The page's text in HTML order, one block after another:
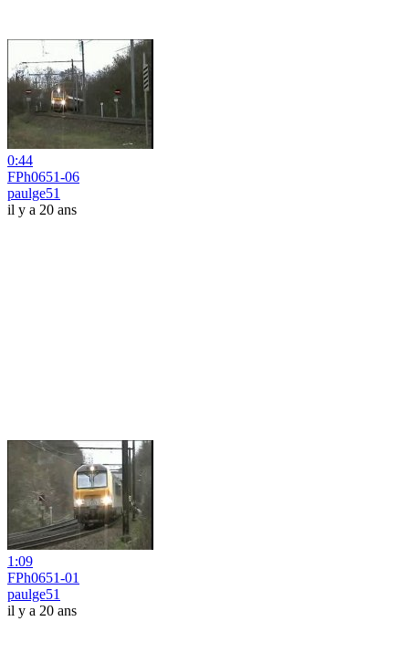
0:44
FPh0651-06
paulge51
il y a 20 ans
1:09
FPh0651-01
paulge51
il y a 20 ans